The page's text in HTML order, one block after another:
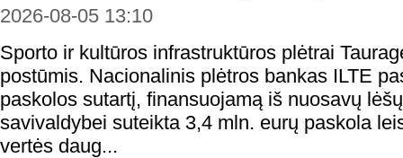
2026-08-05 13:10
Sporto ir kultūros infrastruktūros plėtrai
postūmis. Nacionalinis plėtros bankas ILTE
paskolos sutartį, finansuojamą iš nuosavų
savivaldybei suteikta 3,4 mln. eurų paskola
vertės daug...